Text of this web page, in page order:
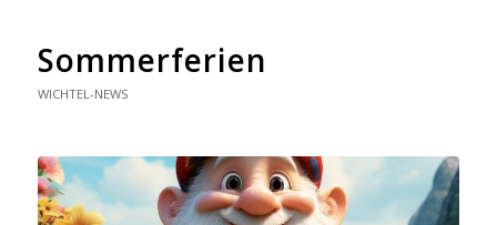
Sommerferien
WICHTEL-NEWS